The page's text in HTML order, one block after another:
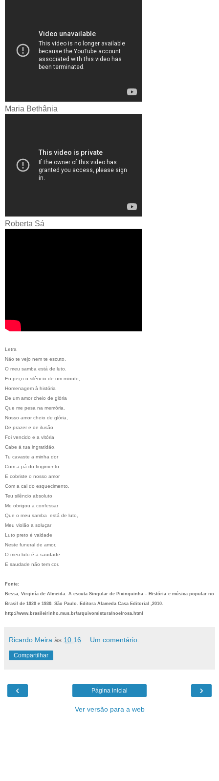
Maria Bethânia
Roberta Sá
Letra
Não te vejo nem te escuto,
O meu samba está de luto.
Eu peço o silêncio de um minuto,
Homenagem à história
De um amor cheio de glória
Que me pesa na memória.
Nosso amor cheio de glória,
De prazer e de ilusão
Foi vencido e a vitória
Cabe à tua ingratidão.
Tu cavaste a minha dor
Com a pá do fingimento
E cobriste o nosso amor
Com a cal do esquecimento.
Teu silêncio absoluto
Me obrigou a confessar
Que o meu samba está de luto,
Meu violão a soluçar
Luto preto é vaidade
Neste funeral de amor.
O meu luto é a saudade
E saudade não tem cor.
Fonte:
Bessa, Virginía de Almeida. A escuta Singular de Pixinguinha – História e música popular no
Brasil de 1920 e 1930. São Paulo. Editora Alameda Casa Editorial ,2010.
http://www.brasileirinho.mus.br/arquivomistura/noelrosa.html
Ricardo Meira às 10:16 Um comentário:
Compartilhar
‹ ›
Página inicial
Ver versão para a web